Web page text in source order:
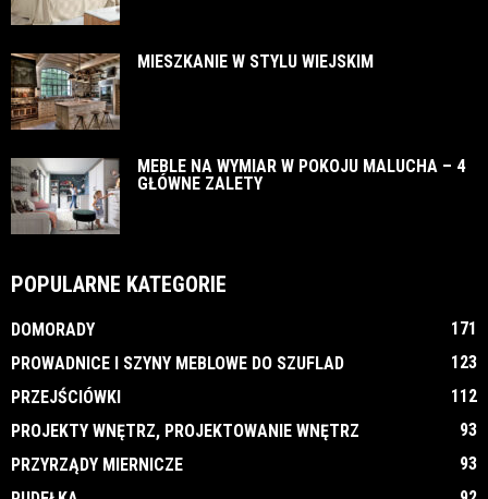
MIESZKANIE W STYLU WIEJSKIM
MEBLE NA WYMIAR W POKOJU MALUCHA – 4
GŁÓWNE ZALETY
POPULARNE KATEGORIE
DOMORADY
171
PROWADNICE I SZYNY MEBLOWE DO SZUFLAD
123
PRZEJŚCIÓWKI
112
PROJEKTY WNĘTRZ, PROJEKTOWANIE WNĘTRZ
93
PRZYRZĄDY MIERNICZE
93